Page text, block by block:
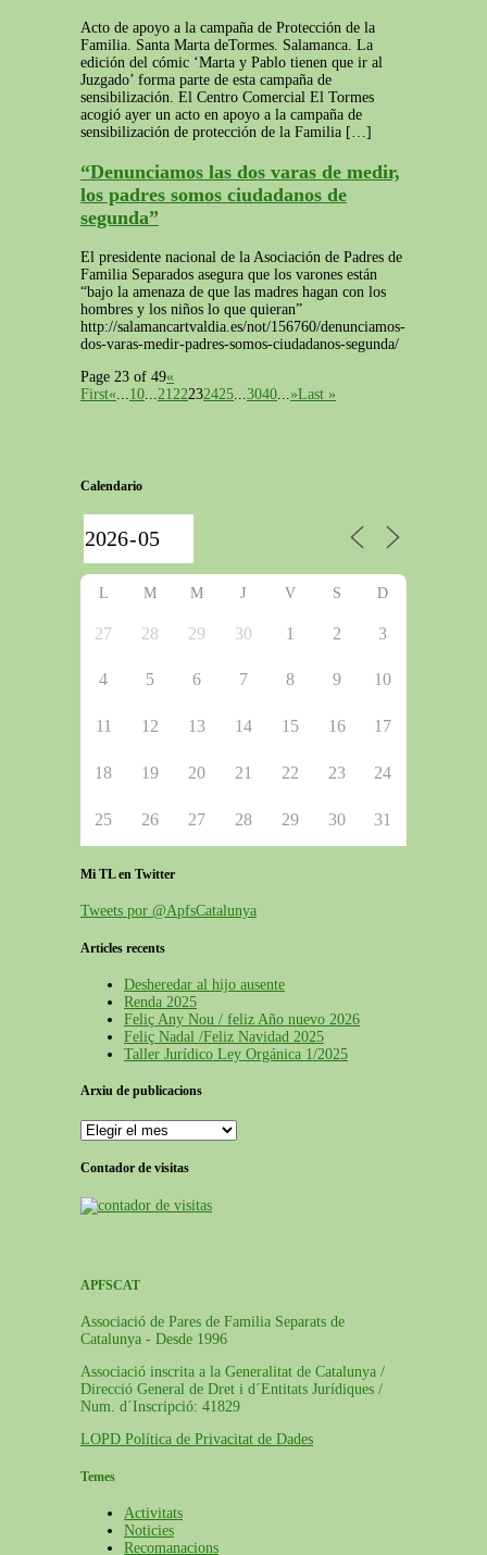
Acto de apoyo a la campaña de Protección de la
Familia. Santa Marta deTormes. Salamanca. La
edición del cómic ‘Marta y Pablo tienen que ir al
Juzgado’ forma parte de esta campaña de
sensibilización. El Centro Comercial El Tormes
acogió ayer un acto en apoyo a la campaña de
sensibilización de protección de la Familia […]
“Denunciamos las dos varas de medir,
los padres somos ciudadanos de
segunda”
El presidente nacional de la Asociación de Padres de
Familia Separados asegura que los varones están
“bajo la amenaza de que las madres hagan con los
hombres y los niños lo que quieran”
http://salamancartvaldia.es/not/156760/denunciamos-
dos-varas-medir-padres-somos-ciudadanos-segunda/
Page 23 of 49«
First«...10...2122232425...3040...»Last »
Calendario
L M M J V S D
27 28 29 30 1 2 3
4 5 6 7 8 9 10
11 12 13 14 15 16 17
18 19 20 21 22 23 24
25 26 27 28 29 30 31
Mi TL en Twitter
Tweets por @ApfsCatalunya
Articles recents
Desheredar al hijo ausente
Renda 2025
Feliç Any Nou / feliz Año nuevo 2026
Feliç Nadal /Feliz Navidad 2025
Taller Jurídico Ley Orgánica 1/2025
Arxiu de publicacions
Arxiu
de
publicacions
Contador de visitas
APFSCAT
Associació de Pares de Familia Separats de
Catalunya - Desde 1996
Associació inscrita a la Generalitat de Catalunya /
Direcció General de Dret i d´Entitats Jurídiques /
Num. d´Inscripció: 41829
LOPD Política de Privacitat de Dades
Temes
Activitats
Noticies
Recomanacions